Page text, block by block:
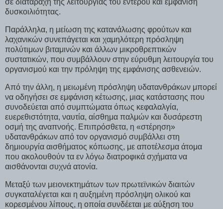
σε διαταραχή της λειτουργίας του εντέρου και εμφάνιση
δυσκοιλιότητας.
Παράλληλα, η μείωση της κατανάλωσης φρούτων και
λαχανικών συνεπάγεται και χαμηλότερη πρόσληψη
πολύτιμων βιταμινών και άλλων μικροθρεπτικών
συστατικών, που συμβάλλουν στην εύρυθμη λειτουργία του
οργανισμού και την πρόληψη της εμφάνισης ασθενειών.
Από την άλλη, η μειωμένη πρόσληψη υδατανθράκων μπορεί
να οδηγήσει σε εμφάνιση κέτωσης, μιας κατάστασης που
συνοδεύεται από συμπτώματα όπως κεφαλαλγία,
ευερεθιστότητα, ναυτία, αίσθημα παλμών και δυσάρεστη
οσμή της αναπνοής. Επιπρόσθετα, η «στέρηση»
υδατανθράκων από τον οργανισμό συμβάλλει στη
δημιουργία αισθήματος κόπωσης, με αποτέλεσμα άτομα
που ακολουθούν τα εν λόγω διατροφικά σχήματα να
αισθάνονται συχνά ατονία.
Μεταξύ των μειονεκτημάτων των πρωτεϊνικών διαιτών
συγκαταλέγεται και η αυξημένη πρόσληψη ολικού και
κορεσμένου λίπους, η οποία συνδέεται με αύξηση του